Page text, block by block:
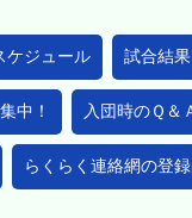
ケジュール 試合結果
中！ 入団時のＱ＆
らくらく連絡網の登